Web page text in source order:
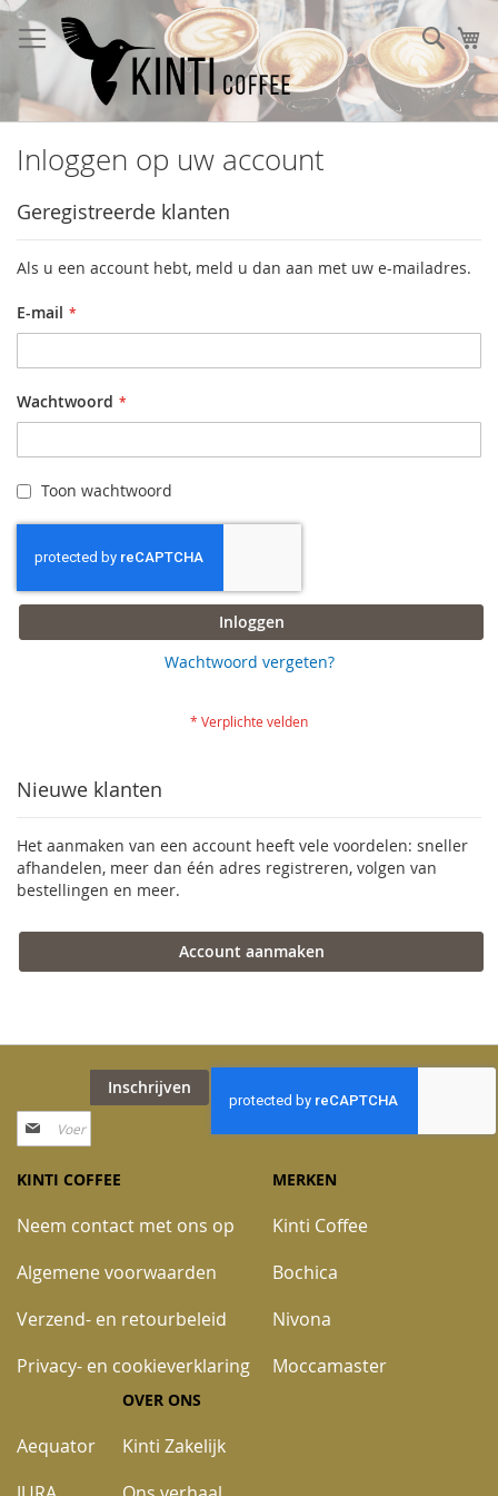
Ga
naar
de
inhoud
Inloggen op uw account
Geregistreerde klanten
Als u een account hebt, meld u dan aan met uw e-mailadres.
E-mail
Wachtwoord
Toon wachtwoord
Inloggen
Wachtwoord vergeten?
Nieuwe klanten
Het aanmaken van een account heeft vele voordelen: sneller
afhandelen, meer dan één adres registreren, volgen van
bestellingen en meer.
Account aanmaken
Abonneer
u
onze
Inschrijven
KINTI COFFEE
Neem contact met ons op
Algemene voorwaarden
Verzend- en retourbeleid
Privacy- en cookieverklaring
MERKEN
Kinti Coffee
Bochica
Nivona
Moccamaster
Aequator
OVER ONS
Kinti Zakelijk